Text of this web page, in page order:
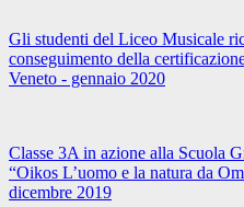
Gli studenti del Liceo Musicale
conseguimento della
Veneto - gennaio 2020
Classe 3A in azione alla Scuola
“Oikos L’uomo e la natura da
dicembre 2019